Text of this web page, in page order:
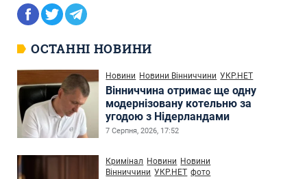
ОСТАННІ НОВИНИ
Новини Новини Вінниччини УКР.НЕТ
Вінниччина отримає ще одну
модернізовану котельню за
угодою з Нідерландами
7 Серпня, 2026, 17:52
Кримінал Новини Новини
Вінниччини УКР.НЕТ фото